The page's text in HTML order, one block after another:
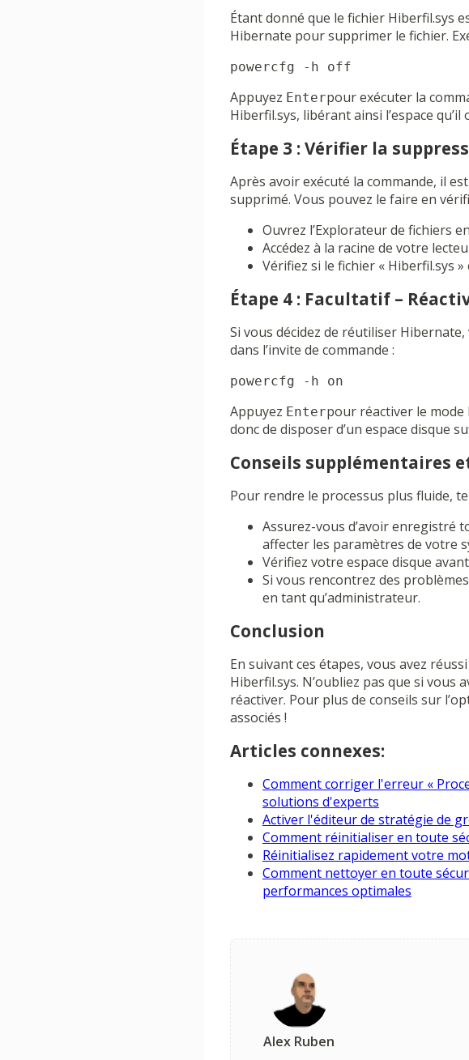
Étant donné que le fichier Hiberfil.sys
Hibernate pour supprimer le fichier.
powercfg -h off
Appuyez Enterpour exécuter la
Hiberfil.sys, libérant ainsi l’espace qu’il
Étape 3 : Vérifier la
Après avoir exécuté la commande, il
supprimé. Vous pouvez le faire en
Ouvrez l’Explorateur de fichiers
Accédez à la racine de votre
Vérifiez si le fichier « Hiberfil.sys
Étape 4 : Facultatif –
Si vous décidez de réutiliser
dans l’invite de commande :
powercfg -h on
Appuyez Enterpour réactiver le mode
donc de disposer d’un espace disque
Conseils supplémentaires
Pour rendre le processus plus fluide,
Assurez-vous d’avoir enregistré
affecter les paramètres de votre
Vérifiez votre espace disque
Si vous rencontrez des
en tant qu’administrateur.
Conclusion
En suivant ces étapes, vous avez
Hiberfil.sys. N’oubliez pas que si vous
réactiver. Pour plus de conseils sur
associés !
Articles connexes:
Comment corriger l'erreur «
solutions d'experts
Activer l'éditeur de stratégie de
Comment réinitialiser en toute
Réinitialisez rapidement votre
Comment nettoyer en toute
performances optimales
Alex Ruben